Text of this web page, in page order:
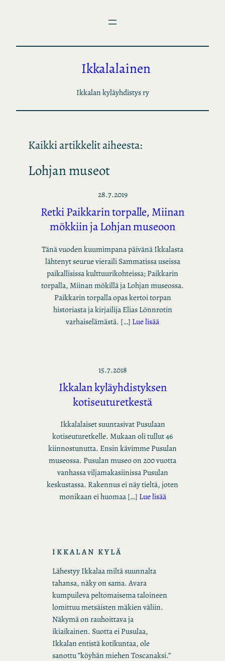
Ikkalalainen
Ikkalan kyläyhdistys ry
Kaikki artikkelit aiheesta:
Lohjan museot
28.7.2019
Retki Paikkarin torpalle, Miinan
mökkiin ja Lohjan museoon
Tänä vuoden kuumimpana päivänä Ikkalasta
lähtenyt seurue vieraili Sammatissa useissa
paikallisissa kulttuurikohteissa; Paikkarin
torpalla, Miinan mökillä ja Lohjan museossa.
Paikkarin torpalla opas kertoi torpan
historiasta ja kirjailija Elias Lönnrotin
varhaiselämästä. […] Lue lisää
15.7.2018
Ikkalan kyläyhdistyksen
kotiseuturetkestä
Ikkalalaiset suuntasivat Pusulaan
kotiseuturetkelle. Mukaan oli tullut 46
kiinnostunutta. Ensin kävimme Pusulan
museossa. Pusulan museo on 200 vuotta
vanhassa viljamakasiinissa Pusulan
keskustassa. Rakennus ei näy tieltä, joten
monikaan ei huomaa […] Lue lisää
IKKALAN KYLÄ
Lähestyy Ikkalaa miltä suunnalta
tahansa, näky on sama. Avara
kumpuileva peltomaisema taloineen
lomittuu metsäisten mäkien väliin.
Näkymä on rauhoittava ja
ikiaikainen. Suotta ei Pusulaa,
Ikkalan entistä kotikuntaa, ole
sanottu ”köyhän miehen Toscanaksi.”